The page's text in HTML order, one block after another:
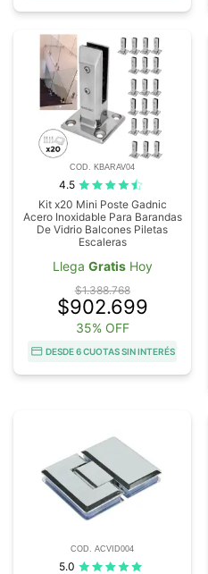
COD. KBARAV04
4.5
Kit x20 Mini Poste Gadnic
Acero Inoxidable Para Barandas
De Vidrio Balcones Piletas
Escaleras
Llega GratisHoy
$1.388.768
$902.699
35% OFF
DESDE 6 CUOTAS SIN INTERÉS
COD. ACVID004
5.0